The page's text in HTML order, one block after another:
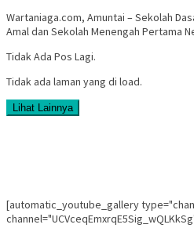
Wartaniaga.com, Amuntai – Sekolah
Amal dan Sekolah Menengah Pertama
Tidak Ada Pos Lagi.
Tidak ada laman yang di load.
Lihat Lainnya
[automatic_youtube_gallery